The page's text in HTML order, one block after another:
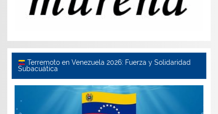
Terremoto en Venezuela 2026: Fuerza y Solidaridad
Subacuática